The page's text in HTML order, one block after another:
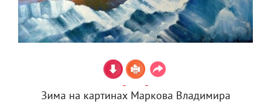
Зима на картинах Маркова Владимира